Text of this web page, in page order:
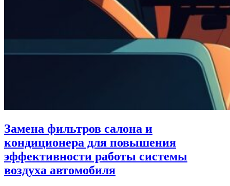
Замена фильтров салона и
кондиционера для повышения
эффективности работы системы
воздуха автомобиля